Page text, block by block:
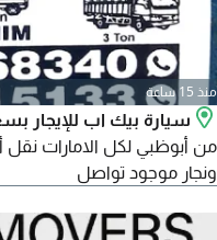
منذ 15 ساعة
من أبوظبي لكل الامارات
ونجار موجود تواصل